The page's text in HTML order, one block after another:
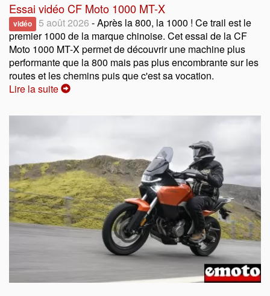
Essai vidéo CF Moto 1000 MT-X
vidéo 5 août 2026 - Après la 800, la 1000 ! Ce trail est le
premier 1000 de la marque chinoise. Cet essai de la CF
Moto 1000 MT-X permet de découvrir une machine plus
performante que la 800 mais pas plus encombrante sur les
routes et les chemins puis que c'est sa vocation.
Lire la suite